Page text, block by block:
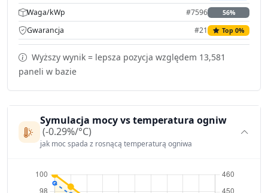
Waga/kWp #7596 56%
Gwarancja #21 Top 0%
Wyższy wynik = lepsza pozycja względem 13,581
paneli w bazie
Symulacja mocy vs temperatura ogniw
(-0.29%/°C)
jak moc spada z rosnącą temperaturą ogniwa